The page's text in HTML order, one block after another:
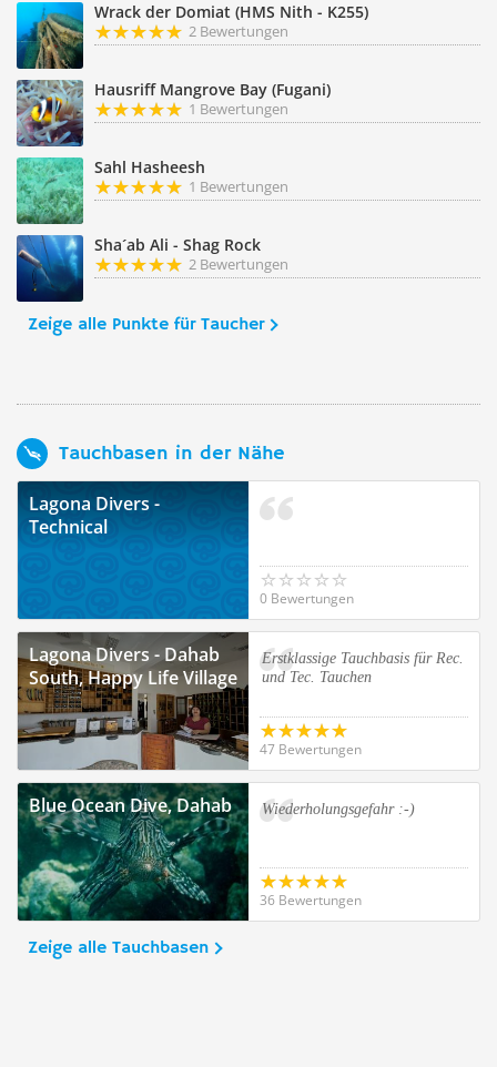
Wrack der Domiat (HMS Nith - K255)
2 Bewertungen
Hausriff Mangrove Bay (Fugani)
1 Bewertungen
Sahl Hasheesh
1 Bewertungen
Sha´ab Ali - Shag Rock
2 Bewertungen
Zeige alle Punkte für Taucher
Tauchbasen in der Nähe
Lagona Divers -
Technical
0 Bewertungen
Lagona Divers - Dahab
South, Happy Life Village
Erstklassige Tauchbasis für Rec.
und Tec. Tauchen
47 Bewertungen
Blue Ocean Dive, Dahab Wiederholungsgefahr :-)
36 Bewertungen
Zeige alle Tauchbasen